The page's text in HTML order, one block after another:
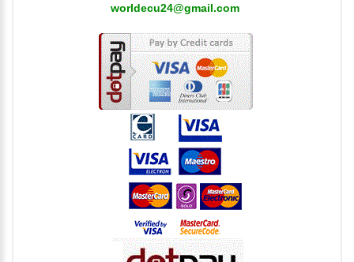
worldecu24@gmail.com